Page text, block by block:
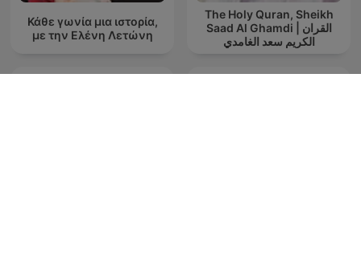
Κάθε γωνία μια ιστορία,
με την Ελένη Λετώνη
The Holy Quran, Sheikh
Saad Al Ghamdi | القران
الكريم سعد الغامدي